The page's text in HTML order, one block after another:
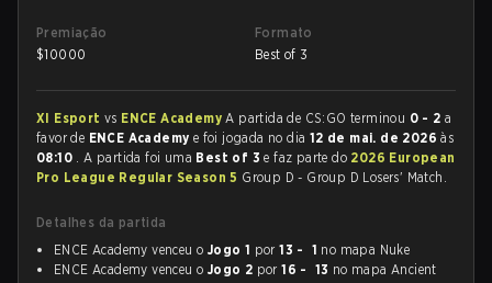
Premiação
$10000
Formato
Best of 3
XI Esport vs ENCE AcademyA partida de CS:GO terminou 0 - 2 a
favor de ENCE Academy e foi jogada no dia 12 de mai. de 2026às
08:10 . A partida foi uma Best of 3e faz parte do 2026 European
Pro League Regular Season 5 Group D - Group D Losers' Match.
Detalhes da partida
ENCE Academy venceu o Jogo 1 por13 - 1 no mapa Nuke
ENCE Academy venceu o Jogo 2 por16 - 13 no mapa Ancient